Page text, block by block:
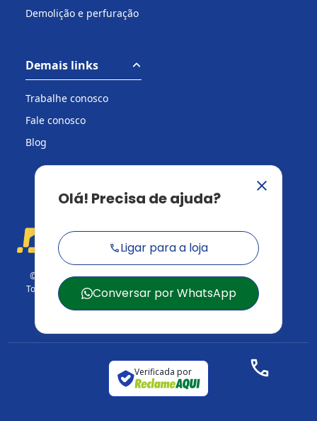
Demolição e perfuração
Demais links
Trabalhe conosco
Fale conosco
Blog
© 2026 Casa do Construtor.
Todos os direitos reservados.
CNPJ: 03.729.824/001-95
Verificada por